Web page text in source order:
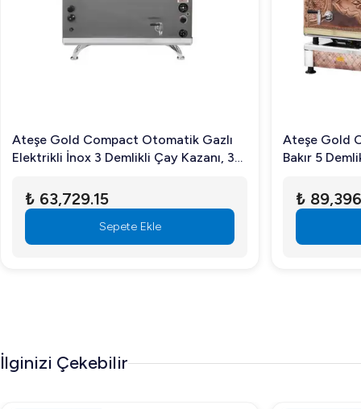
Ateşe Gold Compact Otomatik Gazlı
Elektrikli İnox 3 Demlikli Çay Kazanı, 34
₺ 63,729.15
Sepete Ekle
Ateşe Gold
Bakır 5
₺
İlginizi Çekebilir